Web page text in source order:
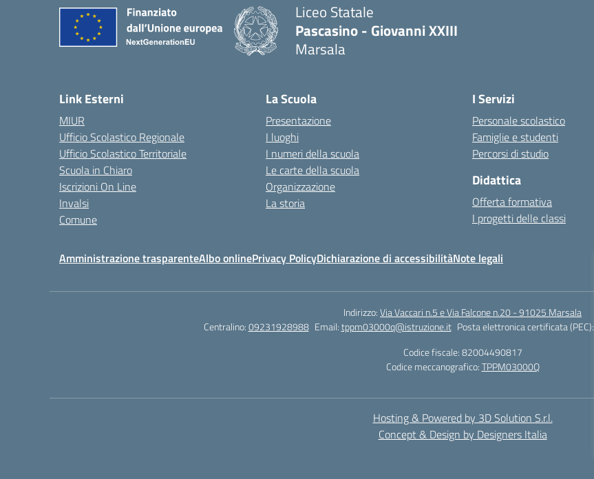
Liceo Statale
Pascasino - Giovanni XXIII
Marsala
Link Esterni
MIUR
Ufficio Scolastico Regionale
Ufficio Scolastico Territoriale
Scuola in Chiaro
Iscrizioni On Line
Invalsi
Comune
La Scuola
Presentazione
I luoghi
I numeri della scuola
Le carte della scuola
Organizzazione
La storia
I Servizi
Personale scolastico
Famiglie e studenti
Percorsi di studio
Didattica
Offerta formativa
I progetti delle classi
Amministrazione trasparenteAlbo onlinePrivacy PolicyDichiarazione di accessibilitàNote legali
Indirizzo:Via Vaccari n.5 e Via Falcone n.20 - 91025 Marsala
Centralino:09231928988 Email:tppm03000q@istruzione.it Posta elettronica certificata (PEC):
Codice fiscale: 82004490817
Codice meccanografico:TPPM03000Q
Hosting & Powered by 3D Solution S.r.l.
Concept & Design by Designers Italia